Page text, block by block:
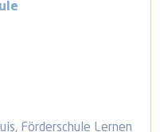
Förderschule Lernen